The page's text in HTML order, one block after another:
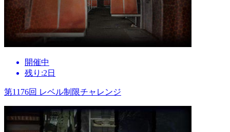
開催中
残り:2日
第1176回 レベル制限チャレンジ